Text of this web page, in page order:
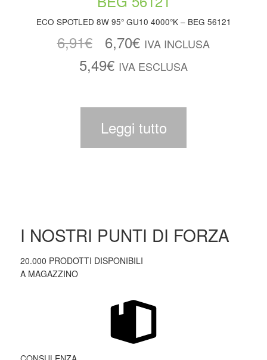
ECO SPOTLED 8W 95° GU10 4000°K – BEG 56121
6,91€ 6,70€ IVA INCLUSA
5,49€ IVA ESCLUSA
Leggi tutto
I NOSTRI PUNTI DI FORZA
20.000 PRODOTTI DISPONIBILI
A MAGAZZINO